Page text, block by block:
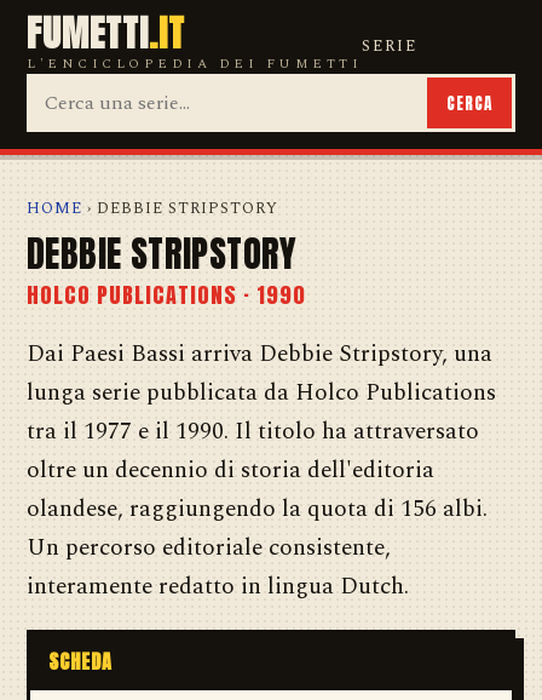
FUMETTI.IT
L'ENCICLOPEDIA DEI FUMETTI
SERIE
CERCA
HOME › DEBBIE STRIPSTORY
DEBBIE STRIPSTORY
HOLCO PUBLICATIONS · 1990
Dai Paesi Bassi arriva Debbie Stripstory, una
lunga serie pubblicata da Holco Publications
tra il 1977 e il 1990. Il titolo ha attraversato
oltre un decennio di storia dell'editoria
olandese, raggiungendo la quota di 156 albi.
Un percorso editoriale consistente,
interamente redatto in lingua Dutch.
SCHEDA